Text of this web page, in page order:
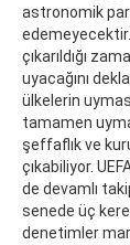
astronomik
çıkarıldığı
uyacağını
ülkelerin
tamamen
şeffaflık ve
çıkabiliyor.
de devamlı
senede üç
denetimler